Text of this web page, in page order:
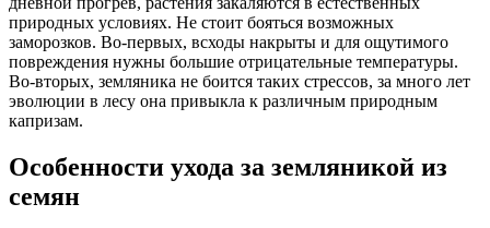
природных условиях. Не стоит бояться возможных
заморозков. Во-первых, всходы накрыты и для ощутимого
повреждения нужны большие отрицательные температуры.
Во-вторых, земляника не боится таких стрессов, за много лет
эволюции в лесу она привыкла к различным природным
капризам.
Особенности ухода за земляникой из
семян